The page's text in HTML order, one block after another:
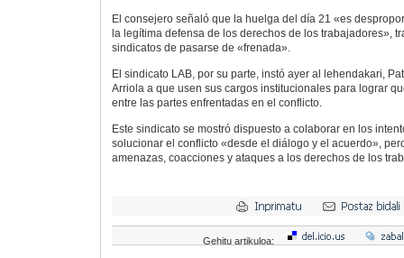
El consejero señaló que la huelga del día 21 «es
la legítima defensa de los derechos de los trabajadores»,
sindicatos de pasarse de «frenada».
El sindicato LAB, por su parte, instó ayer al lehendakari,
Arriola a que usen sus cargos institucionales para lograr
entre las partes enfrentadas en el conflicto.
Este sindicato se mostró dispuesto a colaborar en los
solucionar el conflicto «desde el diálogo y el acuerdo»,
amenazas, coacciones y ataques a los derechos de los
Gehitu artikuloa: